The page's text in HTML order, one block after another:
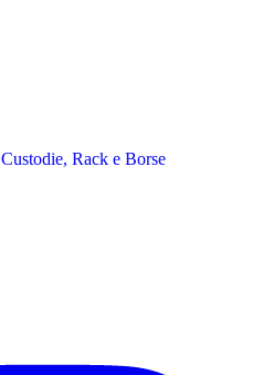
Custodie, Rack e Borse